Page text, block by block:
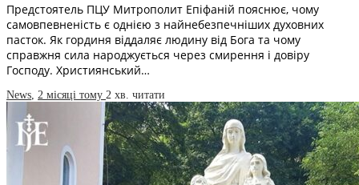
Предстоятель ПЦУ Митрополит Епіфаній пояснює, чому
самовпевненість є однією з найнебезпечніших духовних
пасток. Як гординя віддаляє людину від Бога та чому
справжня сила народжується через смирення і довіру
Господу. Християнський…
News 2 місяці тому 2 хв. читати